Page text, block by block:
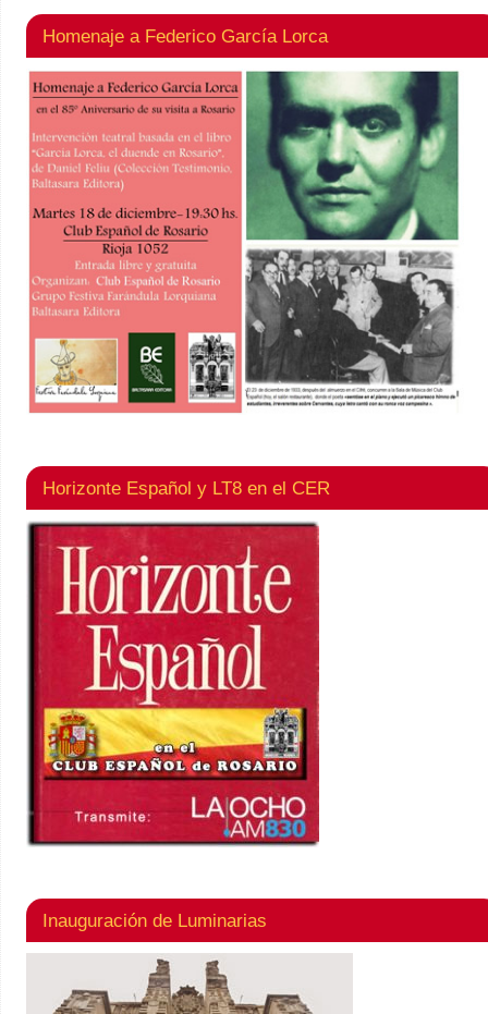
Homenaje a Federico García Lorca
Horizonte Español y LT8 en el CER
Inauguración de Luminarias